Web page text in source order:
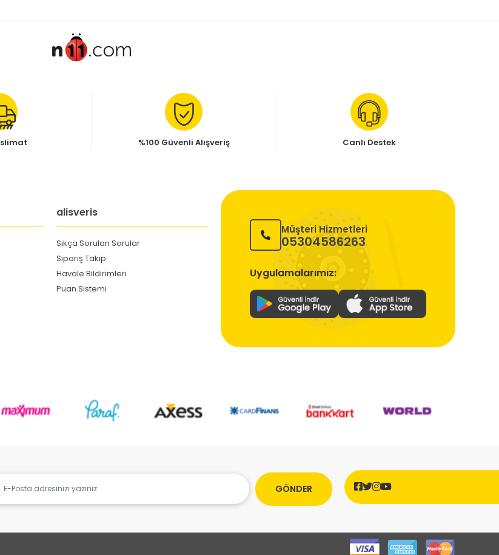
%100 Güvenli Alışveriş Canlı Destek
alisveris
Sıkça Sorulan Sorular
Sipariş Takip
Havale Bildirimleri
Puan Sistemi
Müşteri Hizmetleri
05304586263
Uygulamalarımız:
GÖNDER